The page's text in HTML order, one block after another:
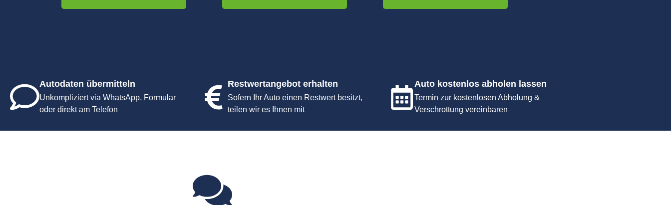
Autodaten übermitteln
Unkompliziert via WhatsApp, Formular
oder direkt am Telefon
Restwertangebot erhalten
Sofern Ihr Auto einen Restwert besitzt,
teilen wir es Ihnen mit
Auto kostenlos abholen lassen
Termin zur kostenlosen Abholung &
Verschrottung vereinbaren